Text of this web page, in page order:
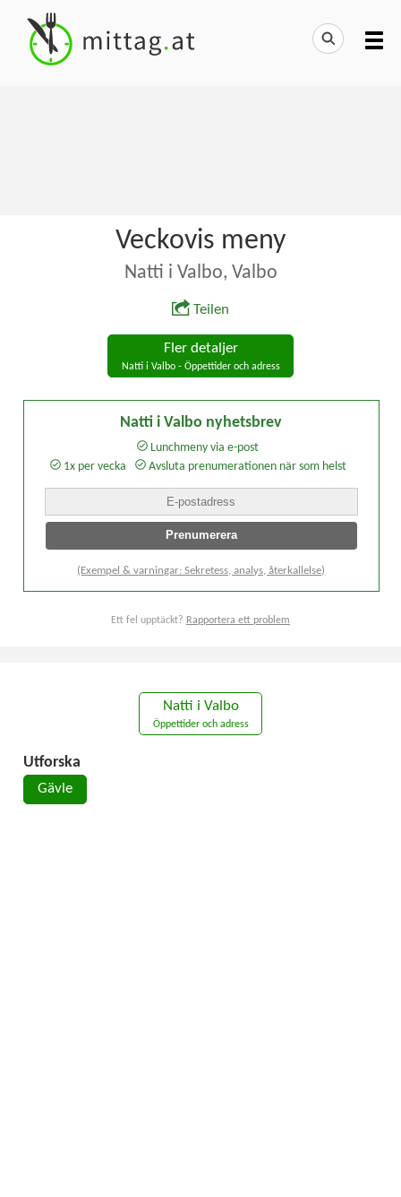
Veckovis meny
Natti i Valbo, Valbo
Teilen
Fler detaljer
Natti i Valbo - Öppettider och adress
Natti i Valbo nyhetsbrev
Lunchmeny via e-post
1x per vecka
Avsluta prenumerationen när som helst
(Exempel & varningar: Sekretess, analys, återkallelse)
Ett fel upptäckt? Rapportera ett problem
Natti i Valbo
Öppettider och adress
Utforska
Gävle